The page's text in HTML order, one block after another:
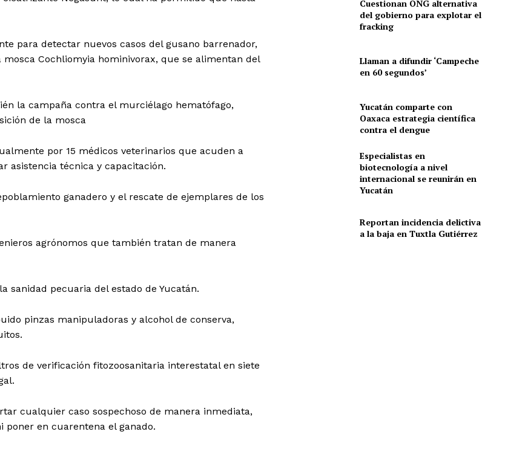
para detectar nuevos casos del gusano barrenador,
Cochliomyia hominivorax, que se alimentan del
la campaña contra el murciélago hematófago,
de la mosca
por 15 médicos veterinarios que acuden a
asistencia técnica y capacitación.
ganadero y el rescate de ejemplares de los
agrónomos que también tratan de manera
sanidad pecuaria del estado de Yucatán.
pinzas manipuladoras y alcohol de conserva,
de verificación fitozoosanitaria interestatal en siete
cualquier caso sospechoso de manera inmediata,
en cuarentena el ganado.
Cuestionan ONG alternativa
del gobierno para explotar el
fracking
Llaman a difundir ‘Campeche
en 60 segundos’
Yucatán comparte con
Oaxaca estrategia científica
contra el dengue
Especialistas en
biotecnología a nivel
internacional se reunirán en
Yucatán
Reportan incidencia delictiva
a la baja en Tuxtla Gutiérrez